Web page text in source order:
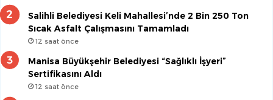
Salihli Belediyesi Keli Mahallesi’nde 2 Bin 250 Ton
Sıcak Asfalt Çalışmasını Tamamladı
12 saat önce
Manisa Büyükşehir Belediyesi “Sağlıklı İşyeri”
Sertifikasını Aldı
12 saat önce